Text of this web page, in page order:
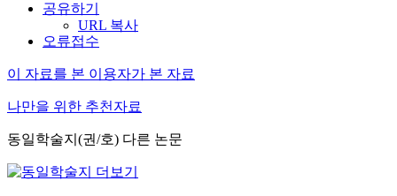
공유하기
URL 복사
오류접수
이 자료를 본 이용자가 본 자료
나만을 위한 추천자료
동일학술지(권/호) 다른 논문